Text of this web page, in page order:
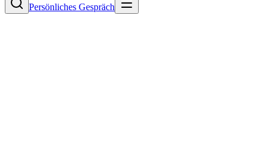
Persönliches Gespräch